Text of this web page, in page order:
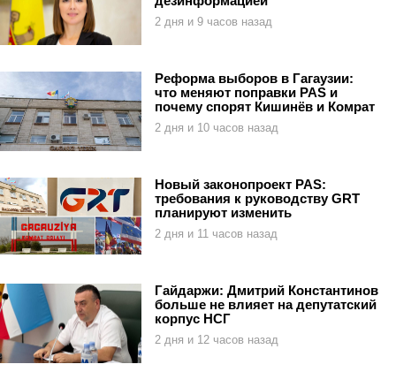
2 дня и 9 часов назад
Реформа выборов в Гагаузии:
что меняют поправки PAS и
почему спорят Кишинёв и Комрат
2 дня и 10 часов назад
Новый законопроект PAS:
требования к руководству GRT
планируют изменить
2 дня и 11 часов назад
Гайдаржи: Дмитрий Константинов
больше не влияет на депутатский
корпус НСГ
2 дня и 12 часов назад